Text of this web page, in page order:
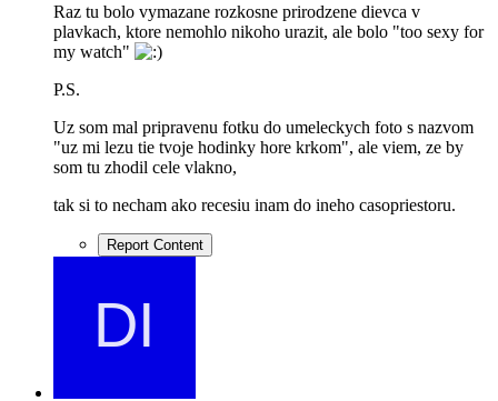
Raz tu bolo vymazane rozkosne prirodzene dievca v
plavkach, ktore nemohlo nikoho urazit, ale bolo "too sexy for
my watch"
P.S.
Uz som mal pripravenu fotku do umeleckych foto s nazvom
"uz mi lezu tie tvoje hodinky hore krkom", ale viem, ze by
som tu zhodil cele vlakno,
tak si to necham ako recesiu inam do ineho casopriestoru.
Report Content